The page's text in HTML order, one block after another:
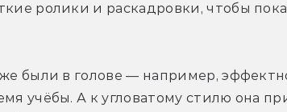
ролики и раскадровки, чтобы
были в голове — например,
учёбы. А к угловатому стилю она